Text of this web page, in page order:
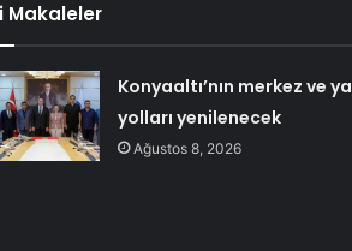
Makaleler
Konyaaltı’nın merkez ve
yolları yenilenecek
Ağustos 8, 2026